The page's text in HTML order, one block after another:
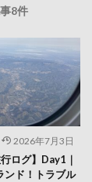
8件
2026年7月3日
ログ】Day1｜
ンド！トラブル